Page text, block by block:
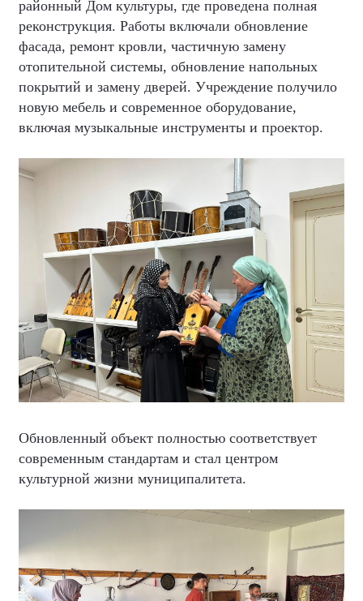
районный Дом культуры, где проведена полная
реконструкция. Работы включали обновление
фасада, ремонт кровли, частичную замену
отопительной системы, обновление напольных
покрытий и замену дверей. Учреждение получило
новую мебель и современное оборудование,
включая музыкальные инструменты и проектор.
Обновленный объект полностью соответствует
современным стандартам и стал центром
культурной жизни муниципалитета.